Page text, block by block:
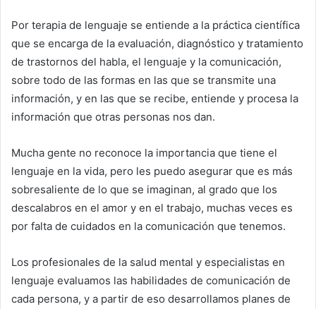
Por terapia de lenguaje se entiende a la práctica científica
que se encarga de la evaluación, diagnóstico y tratamiento
de trastornos del habla, el lenguaje y la comunicación,
sobre todo de las formas en las que se transmite una
información, y en las que se recibe, entiende y procesa la
información que otras personas nos dan.
Mucha gente no reconoce la importancia que tiene el
lenguaje en la vida, pero les puedo asegurar que es más
sobresaliente de lo que se imaginan, al grado que los
descalabros en el amor y en el trabajo, muchas veces es
por falta de cuidados en la comunicación que tenemos.
Los profesionales de la salud mental y especialistas en
lenguaje evaluamos las habilidades de comunicación de
cada persona, y a partir de eso desarrollamos planes de